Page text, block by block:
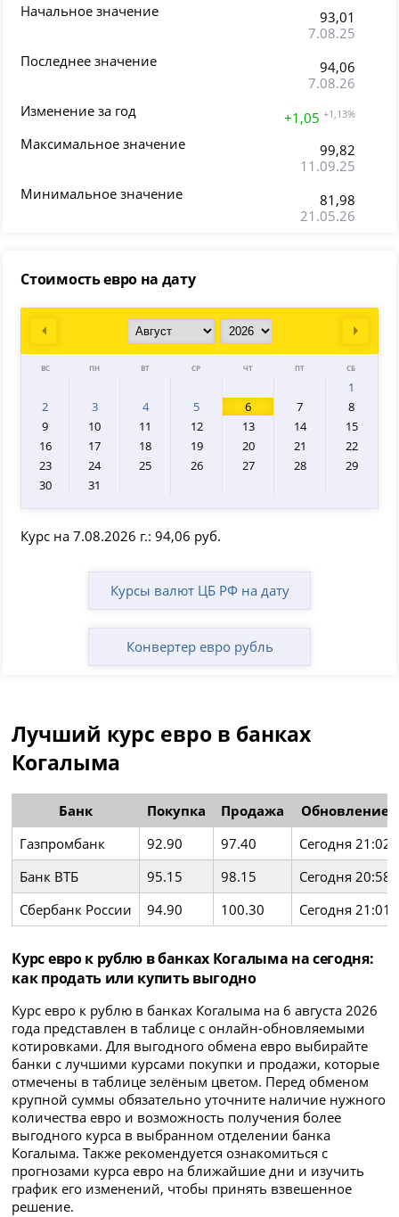
Начальное значение
93,01
7.08.25
Последнее значение
94,06
7.08.26
Изменение за год
+1,05 +1,13%
Максимальное значение
99,82
11.09.25
Минимальное значение
81,98
21.05.26
Стоимость евро на дату
Prev Next
ВС ПН ВТ СР ЧТ ПТ СБ
1
2
3 4 5 6 7
8
9
10 11 12 13 14
15
16
17 18 19 20 21
22
23
24 25 26 27 28
29
30
31
Курс на 7.08.2026 г.: 94,06 руб.
Курсы валют ЦБ РФ на дату
Конвертер евро рубль
Лучший курс евро в банках
Когалыма
Банк Покупка Продажа
Обновление
Газпромбанк
92.90 97.40
Сегодня 21:02
Банк ВТБ
95.15 98.15
Сегодня 20:58
Сбербанк России
94.90 100.30 Сегодня 21:01
Курс евро к рублю в банках Когалыма на сегодня:
как продать или купить выгодно
Курс евро к рублю в банках Когалыма на 6 августа 2026
года представлен в таблице с онлайн-обновляемыми
котировками. Для выгодного обмена евро выбирайте
банки с лучшими курсами покупки и продажи, которые
отмечены в таблице зелёным цветом. Перед обменом
крупной суммы обязательно уточните наличие нужного
количества евро и возможность получения более
выгодного курса в выбранном отделении банка
Когалыма. Также рекомендуется ознакомиться с
прогнозами курса евро на ближайшие дни и изучить
график его изменений, чтобы принять взвешенное
решение.